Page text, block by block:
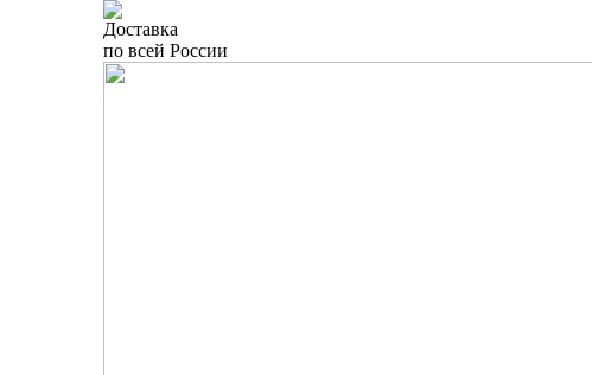
Доставка
по всей России